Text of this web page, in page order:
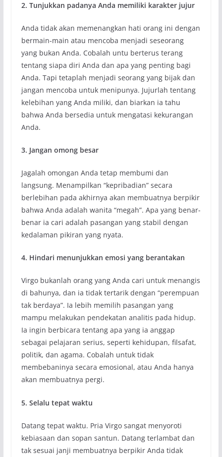
2. Tunjukkan padanya Anda memiliki karakter jujur
Anda tidak akan memenangkan hati orang ini dengan
bermain-main atau mencoba menjadi seseorang
yang bukan Anda. Cobalah untu berterus terang
tentang siapa diri Anda dan apa yang penting bagi
Anda. Tapi tetaplah menjadi seorang yang bijak dan
jangan mencoba untuk menipunya. Jujurlah ​​tentang
kelebihan yang Anda miliki, dan biarkan ia tahu
bahwa Anda bersedia untuk mengatasi kekurangan
Anda.
3. Jangan omong besar
Jagalah omongan Anda tetap membumi dan
langsung. Menampilkan “kepribadian” secara
berlebihan pada akhirnya akan membuatnya berpikir
bahwa Anda adalah wanita “megah”. Apa yang benar-
benar ia cari adalah pasangan yang stabil dengan
kedalaman pikiran yang nyata.
4. Hindari menunjukkan emosi yang berantakan
Virgo bukanlah orang yang Anda cari untuk menangis
di bahunya, dan ia tidak tertarik dengan “perempuan
tak berdaya”. Ia lebih memilih pasangan yang
mampu melakukan pendekatan analitis pada hidup.
Ia ingin berbicara tentang apa yang ia anggap
sebagai pelajaran serius, seperti kehidupan, filsafat,
politik, dan agama. Cobalah untuk tidak
membebaninya secara emosional, atau Anda hanya
akan membuatnya pergi.
5. Selalu tepat waktu
Datang tepat waktu. Pria Virgo sangat menyoroti
kebiasaan dan sopan santun. Datang terlambat dan
tak sesuai janji membuatnya berpikir Anda tidak